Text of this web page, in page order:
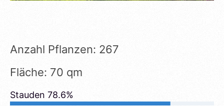
A
z
h
Anzahl Pflanzen: 267
F
ä
Fläche: 70 qm
Stauden 78.6%